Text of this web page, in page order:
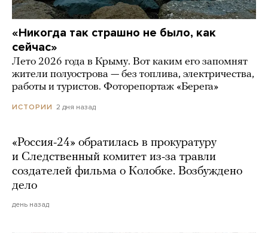
«Никогда так страшно не было, как
сейчас»
Лето 2026 года в Крыму. Вот каким его запомнят
жители полуострова — без топлива, электричества,
работы и туристов. Фоторепортаж «Берега»
ИСТОРИИ 2 дня назад
«Россия-24» обратилась в прокуратуру
и Следственный комитет из-за травли
создателей фильма о Колобке. Возбуждено
дело
день назад